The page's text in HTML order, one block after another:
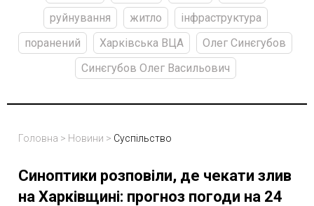
руйнування
житло
інфраструктура
поранений
Харківська ВЦА
Олег Синєгубов
Синєгубов Олег Васильович
Головна > Новини > Суспільство
Синоптики розповіли, де чекати злив
на Харківщині: прогноз погоди на 24